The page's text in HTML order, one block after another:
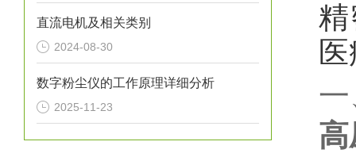
直流电机及相关类别
2024-08-30
数字粉尘仪的工作原理详细分析
2025-11-23